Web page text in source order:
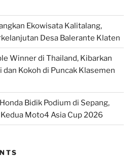
Ekowisata Kalitalang,
Desa Balerante Klaten
Winner di Thailand, Kibarkan
dan Kokoh di Puncak Klasemen
Bidik Podium di Sepang,
Moto4 Asia Cup 2026